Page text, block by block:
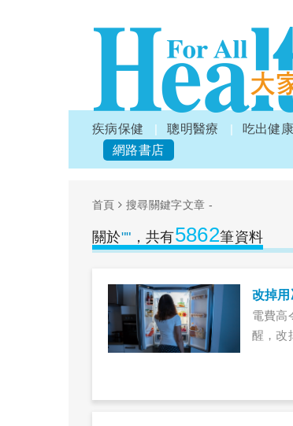
疾病保健 聰明醫療 吃出健康
網路書店
首頁 搜尋關鍵字文章 -
關於"" ，共有5862筆資料
改掉
電費高
醒，改